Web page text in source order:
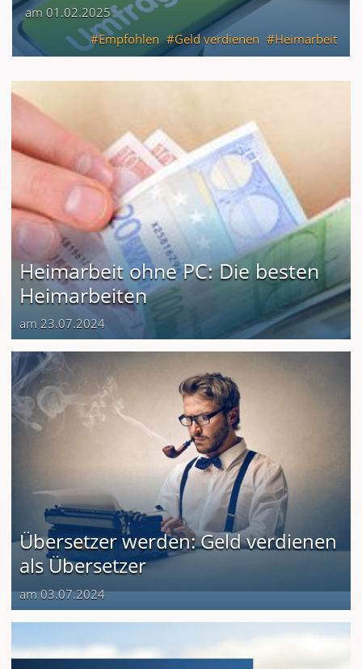
am 01.02.2025
Empfohlen
Geld verdienen Heimarbeit
Heimarbeit ohne PC: Die besten
Heimarbeiten
am 23.07.2024
Übersetzer werden: Geld verdienen
als Übersetzer
am 03.07.2024